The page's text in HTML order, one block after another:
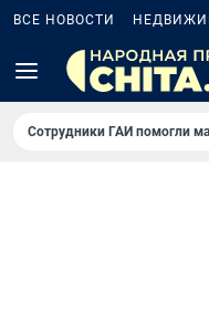
ВСЕ НОВОСТИ
Сотрудники ГАИ помогли